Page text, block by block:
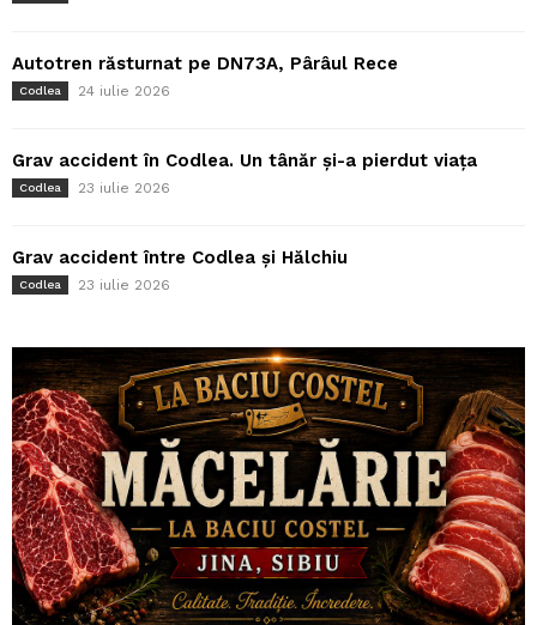
Autotren răsturnat pe DN73A, Pârâul Rece
Codlea 24 iulie 2026
Grav accident în Codlea. Un tânăr și-a pierdut viața
Codlea 23 iulie 2026
Grav accident între Codlea și Hălchiu
Codlea 23 iulie 2026